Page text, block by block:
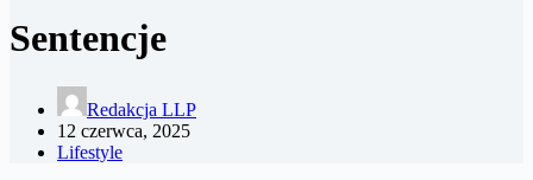
Sentencje
Redakcja LLP
12 czerwca, 2025
Lifestyle